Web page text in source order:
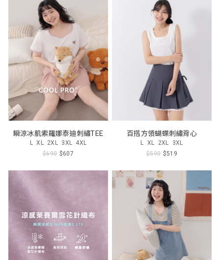
瞬涼冰肌索羅娜泰迪刺繡TEE
L XL 2XL 3XL 4XL
$690 $607
百搭方領蝴蝶刺繡背心
L XL 2XL 3XL
$590 $519